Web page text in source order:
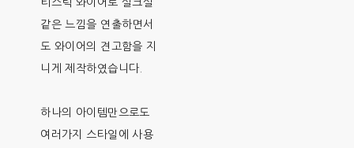
티스틱 와이어로 실크실
같은 느낌을 연출하면서
도 와이어의 견고함을 지
니게 제작하였습니다.
하나의 아이템만으로도
여러가지 스타일에 사용